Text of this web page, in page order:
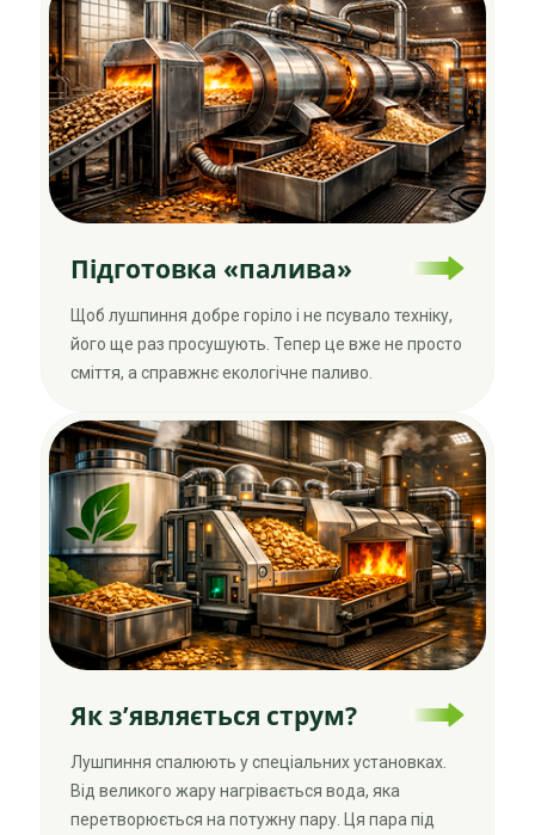
Підготовка «палива»
Щоб лушпиння добре горіло і не псувало техніку,
його ще раз просушують. Тепер це вже не просто
сміття, а справжнє екологічне паливо.
Як з’являється струм?
Лушпиння спалюють у спеціальних установках.
Від великого жару нагрівається вода, яка
перетворюється на потужну пару. Ця пара під